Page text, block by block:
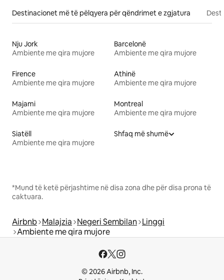
Destinacionet më të pëlqyera për qëndrimet e zgjatura
Nju Jork
Ambiente me qira mujore
Barcelonë
Ambiente me qira mujore
Firence
Ambiente me qira mujore
Athinë
Ambiente me qira mujore
Majami
Ambiente me qira mujore
Montreal
Ambiente me qira mujore
Siatëll
Ambiente me qira mujore
Shfaq më shumë
*Mund të ketë përjashtime në disa zona dhe për disa prona të
caktuara.
Airbnb Malajzia Negeri Sembilan Linggi
Ambiente me qira mujore
© 2026 Airbnb, Inc.